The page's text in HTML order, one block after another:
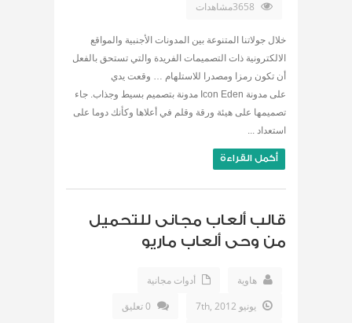
خلال جولاتنا المتنوعة بين المدونات الأجنبية والمواقع
الالكترونية ذات التصميمات الفريدة والتي تستحق بالفعل
أن تكون رمزا ومصدرا للاستلهام … وقعت يدي
على مدونة Icon Eden مدونة بتصميم بسيط وجذاب. جاء
تصميمها على هيئة ورقة وقلم في أعلاها وكأنك دوما على
استعداد ...
أكمل القراءة
قالب ألعاب مجانى للتحميل
من وحى ألعاب ماريو
هاوية
أدوات مجانية
يونيو 7th, 2012
0 تعليق